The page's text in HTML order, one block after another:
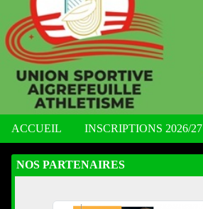
ACCUEIL INSCRIPTIONS 2026/27
NOS PARTENAIRES